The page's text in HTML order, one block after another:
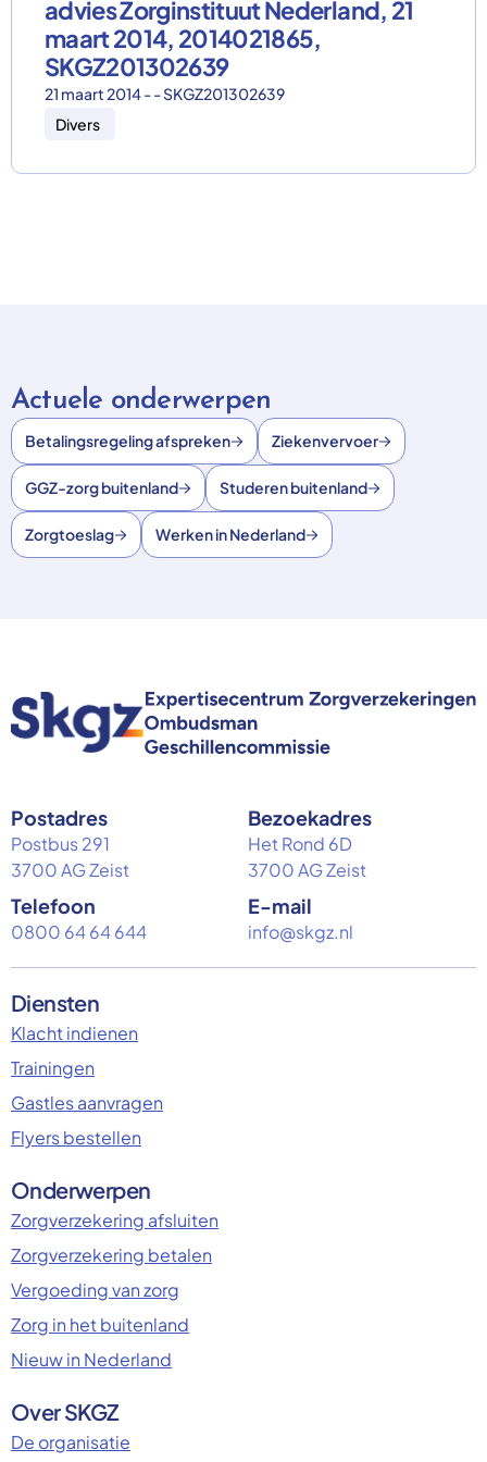
advies Zorginstituut Nederland, 21
maart 2014, 2014021865,
SKGZ201302639
21 maart 2014 - - SKGZ201302639
Divers
Actuele onderwerpen
Betalingsregeling afspreken Ziekenvervoer
GGZ-zorg buitenland Studeren buitenland
Zorgtoeslag Werken in Nederland
Postadres
Postbus 291
3700 AG Zeist
Bezoekadres
Het Rond 6D
3700 AG Zeist
Telefoon
0800 64 64 644
E-mail
info@skgz.nl
Diensten
Klacht indienen
Trainingen
Gastles aanvragen
Flyers bestellen
Onderwerpen
Zorgverzekering afsluiten
Zorgverzekering betalen
Vergoeding van zorg
Zorg in het buitenland
Nieuw in Nederland
Over SKGZ
De organisatie